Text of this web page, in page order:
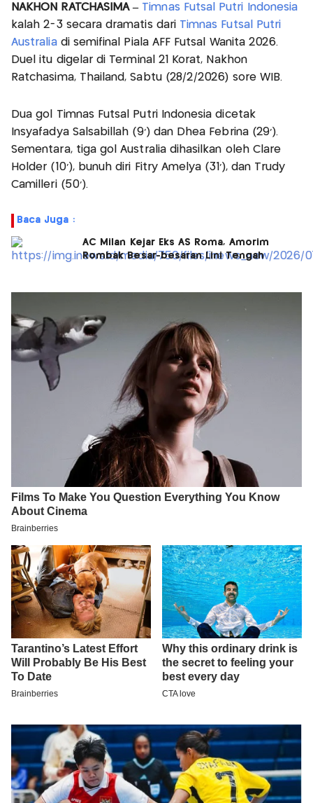
NAKHON RATCHASIMA – Timnas Futsal Putri Indonesia
kalah 2-3 secara dramatis dari Timnas Futsal Putri
Australia di semifinal Piala AFF Futsal Wanita 2026.
Duel itu digelar di Terminal 21 Korat, Nakhon
Ratchasima, Thailand, Sabtu (28/2/2026) sore WIB.
Dua gol Timnas Futsal Putri Indonesia dicetak
Insyafadya Salsabillah (9’) dan Dhea Febrina (29’).
Sementara, tiga gol Australia dihasilkan oleh Clare
Holder (10’), bunuh diri Fitry Amelya (31’), dan Trudy
Camilleri (50’).
Baca Juga :
AC Milan Kejar Eks AS Roma, Amorim
Rombak Besar-besaran Lini Tengah